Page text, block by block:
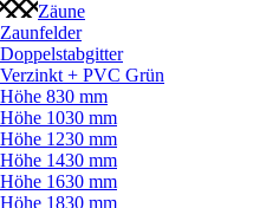
Zäune
Zaunfelder
Doppelstabgitter
Verzinkt + PVC Grün
Höhe 830 mm
Höhe 1030 mm
Höhe 1230 mm
Höhe 1430 mm
Höhe 1630 mm
Höhe 1830 mm